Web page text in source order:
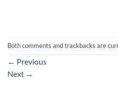
Both comments and trackbacks are
← Previous
Next →